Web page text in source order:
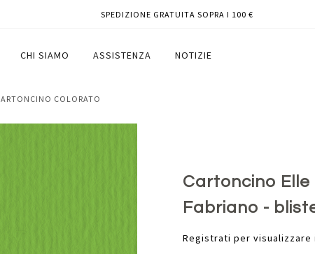
SPEDIZIONE GRATUITA SOPRA I 100 €
CHI SIAMO ASSISTENZA NOTIZIE
CARTONCINO COLORATO
Cartoncino Elle
Fabriano -
Registrati per visualizzare